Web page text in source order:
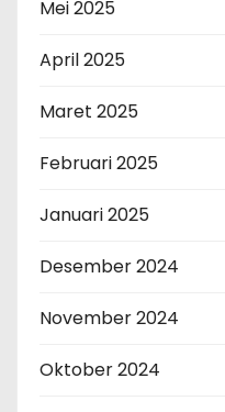
Mei 2025
April 2025
Maret 2025
Februari 2025
Januari 2025
Desember 2024
November 2024
Oktober 2024